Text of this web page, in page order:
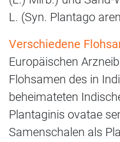
L. (Syn. Plantago
Verschiedene
Europäischen
Flohsamen des in
beheimateten
Plantaginis ovatae
Samenschalen als